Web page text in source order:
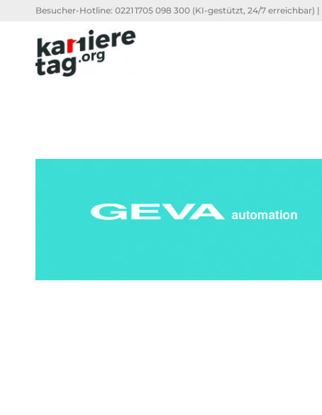
Besucher-Hotline: 0221 1705 098 300 (KI-gestützt, 24/7 erreichbar) |